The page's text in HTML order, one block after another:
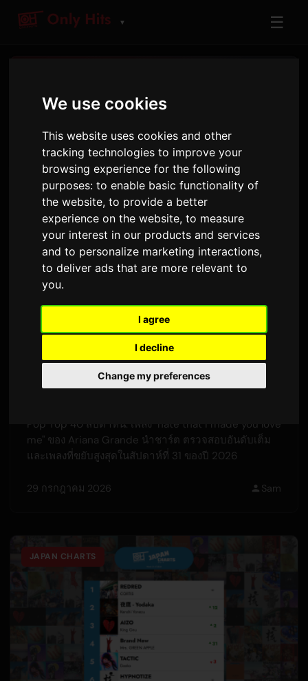
We use cookies
This website uses cookies and other
tracking technologies to improve your
browsing experience for the following
purposes:to enable basic functionality of
the website,to provide a better
experience on the website,to measure
your interest in our products and services
and to personalize marketing interactions,
to deliver ads that are more relevant to
you.
I agree
I decline
Change my preferences
▼ ☰
ชาร์ตเพลง
ติดตามการจัดอันดับเพลงและแนวโน้มที่ทันสมัยที่สุด
POP CHARTS
เพลงป๊อป 40 อันดับยอดนิยมในสัปดาห์นี้ -
Pop Top 40 สัปดาห์นี้: เพลง "hate that i made you love
me" ของ Ariana Grande นำชาร์ต ตรวจสอบอันดับเต็ม
และเพลงที่ขยับสูงสุดในสัปดาห์ที่ 31 ของปี 2026
29 กรกฎาคม 2026 Sam
JAPAN CHARTS